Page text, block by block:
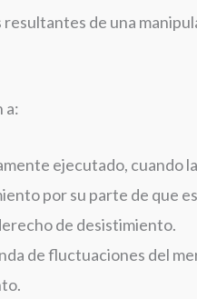
de una
a:
ejecutado, cuando
por su parte de que
de desistimiento.
de fluctuaciones del